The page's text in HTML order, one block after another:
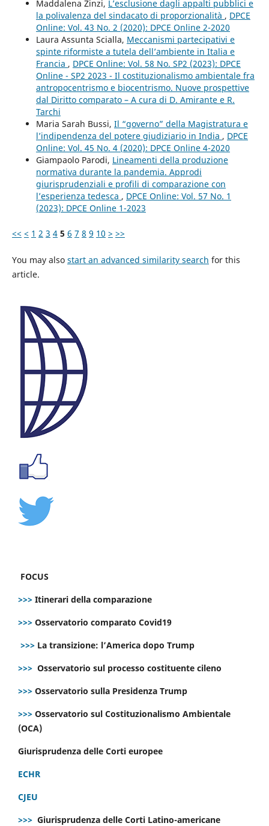
Maddalena Zinzi, L’esclusione dagli appalti pubblici e
la polivalenza del sindacato di proporzionalità , DPCE
Online: Vol. 43 No. 2 (2020): DPCE Online 2-2020
Laura Assunta Scialla, Meccanismi partecipativi e
spinte riformiste a tutela dell’ambiente in Italia e
Francia , DPCE Online: Vol. 58 No. SP2 (2023): DPCE
Online - SP2 2023 - Il costituzionalismo ambientale fra
antropocentrismo e biocentrismo. Nuove prospettive
dal Diritto comparato – A cura di D. Amirante e R.
Tarchi
Maria Sarah Bussi, Il “governo” della Magistratura e
l’indipendenza del potere giudiziario in India , DPCE
Online: Vol. 45 No. 4 (2020): DPCE Online 4-2020
Giampaolo Parodi, Lineamenti della produzione
normativa durante la pandemia. Approdi
giurisprudenziali e profili di comparazione con
l’esperienza tedesca , DPCE Online: Vol. 57 No. 1
(2023): DPCE Online 1-2023
<< < 1 2 3 4 5 6 7 8 9 10 > >>
You may also start an advanced similarity search for this
article.
FOCUS
>>> Itinerari della comparazione
>>> Osservatorio comparato Covid19
>>> La transizione: l’America dopo Trump
>>> Osservatorio sul processo costituente cileno
>>> Osservatorio sulla Presidenza Trump
>>> Osservatorio sul Costituzionalismo Ambientale
(OCA)
Giurisprudenza delle Corti europee
ECHR
CJEU
>>> Giurisprudenza delle Corti Latino-americane